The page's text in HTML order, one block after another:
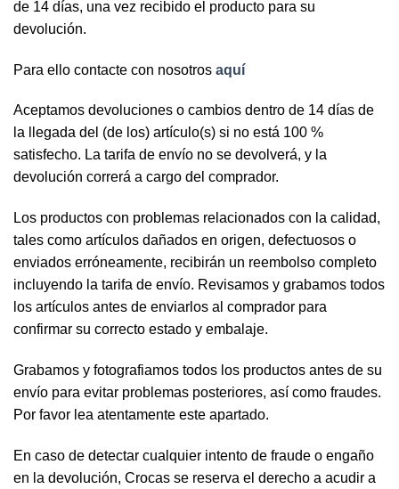
de 14 días, una vez recibido el producto para su
devolución.
Para ello contacte con nosotros aquí
Aceptamos devoluciones o cambios dentro de 14 días de
la llegada del (de los) artículo(s) si no está 100 %
satisfecho. La tarifa de envío no se devolverá, y la
devolución correrá a cargo del comprador.
Los productos con problemas relacionados con la calidad,
tales como artículos dañados en origen, defectuosos o
enviados erróneamente, recibirán un reembolso completo
incluyendo la tarifa de envío. Revisamos y grabamos todos
los artículos antes de enviarlos al comprador para
confirmar su correcto estado y embalaje.
Grabamos y fotografiamos todos los productos antes de su
envío para evitar problemas posteriores, así como fraudes.
Por favor lea atentamente este apartado.
En caso de detectar cualquier intento de fraude o engaño
en la devolución, Crocas se reserva el derecho a acudir a